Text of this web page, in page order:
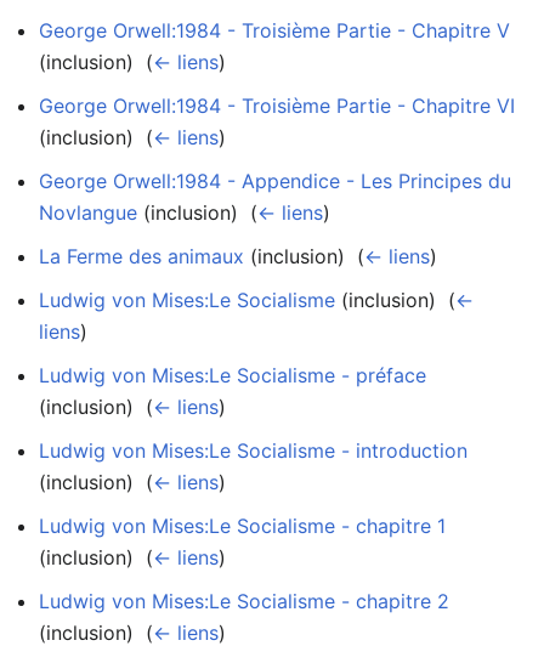
George Orwell:1984 - Troisième Partie - Chapitre V
(inclusion) ‎ (← liens)
George Orwell:1984 - Troisième Partie - Chapitre VI
(inclusion) ‎ (← liens)
George Orwell:1984 - Appendice - Les Principes du
Novlangue (inclusion) ‎ (← liens)
La Ferme des animaux (inclusion) ‎ (← liens)
Ludwig von Mises:Le Socialisme (inclusion) ‎ (←
liens)
Ludwig von Mises:Le Socialisme - préface
(inclusion) ‎ (← liens)
Ludwig von Mises:Le Socialisme - introduction
(inclusion) ‎ (← liens)
Ludwig von Mises:Le Socialisme - chapitre 1
(inclusion) ‎ (← liens)
Ludwig von Mises:Le Socialisme - chapitre 2
(inclusion) ‎ (← liens)